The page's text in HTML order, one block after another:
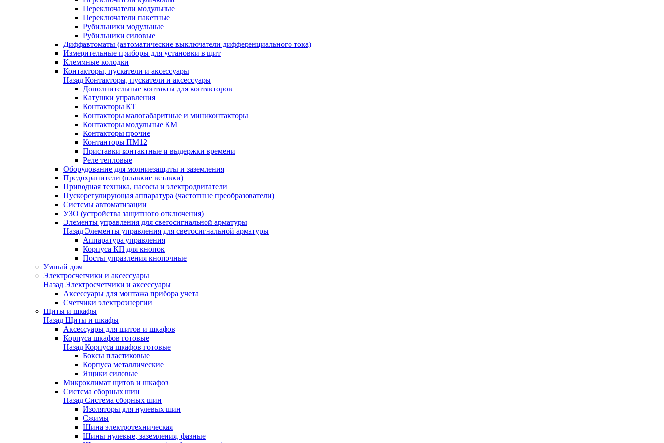
Переключатели модульные
Переключатели пакетные
Рубильники модульные
Рубильники силовые
Диффавтоматы (автоматические выключатели дифференциального тока)
Измерительные приборы для установки в щит
Клеммные колодки
Контакторы, пускатели и аксессуары
Назад Контакторы, пускатели и аксессуары
Дополнительные контакты для контакторов
Катушки управления
Контакторы КТ
Контакторы малогабаритные и миниконтакторы
Контакторы модульные КМ
Контакторы прочие
Контанторы ПМ12
Приставки контактные и выдержки времени
Реле тепловые
Оборудование для молниезащиты и заземления
Предохранители (плавкие вставки)
Приводная техника, насосы и электродвигатели
Пускорегулирующая аппаратура (частотные преобразователи)
Системы автоматизации
УЗО (устройства защитного отключения)
Элементы управления для светосигнальной арматуры
Назад Элементы управления для светосигнальной арматуры
Аппаратура управления
Корпуса КП для кнопок
Посты управления кнопочные
Умный дом
Электросчетчики и аксессуары
Назад Электросчетчики и аксессуары
Аксессуары для монтажа прибора учета
Счетчики электроэнергии
Щиты и шкафы
Назад Щиты и шкафы
Аксессуары для щитов и шкафов
Корпуса шкафов готовые
Назад Корпуса шкафов готовые
Боксы пластиковые
Корпуса металлические
Ящики силовые
Микроклимат щитов и шкафов
Система сборных шин
Назад Система сборных шин
Изоляторы для нулевых шин
Сжимы
Шина электротехническая
Шины нулевые, заземления, фазные